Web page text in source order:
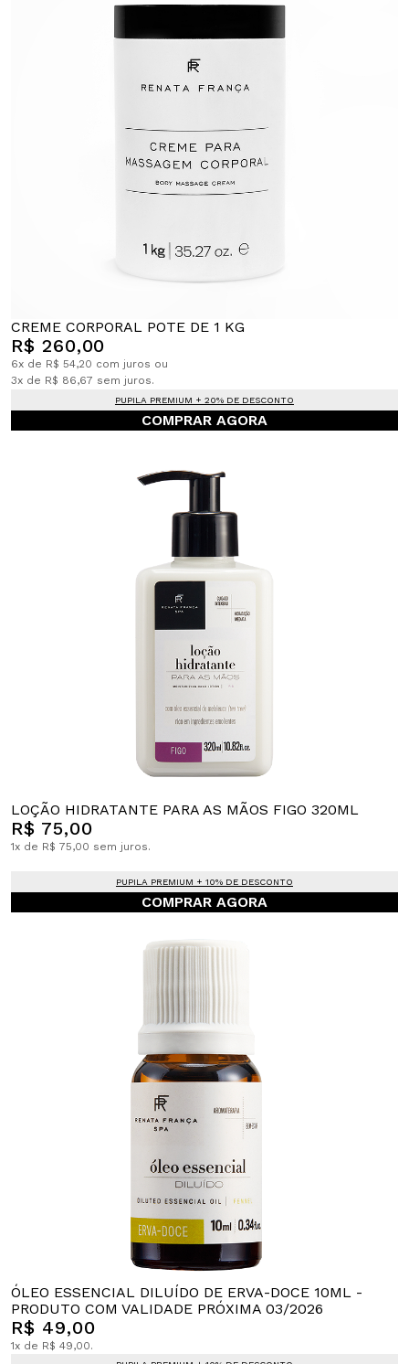
CREME CORPORAL POTE DE 1 KG
R$ 260,00
6x de R$ 54,20 com juros ou
3x de R$ 86,67 sem juros.
PUPILA PREMIUM + 20% DE DESCONTO
COMPRAR AGORA
LOÇÃO HIDRATANTE PARA AS MÃOS FIGO 320ML
R$ 75,00
1x de R$ 75,00 sem juros.
PUPILA PREMIUM + 10% DE DESCONTO
COMPRAR AGORA
ÓLEO ESSENCIAL DILUÍDO DE ERVA-DOCE 10ML -
PRODUTO COM VALIDADE PRÓXIMA 03/2026
R$ 49,00
1x de R$ 49,00.